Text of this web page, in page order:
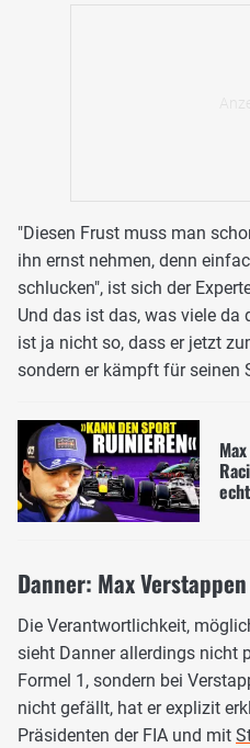
"Diesen Frust muss man
ihn ernst nehmen, denn
schlucken", ist sich der
Und das ist das, was viele da
ist ja nicht so, dass er jetzt
sondern er kämpft für seinen
Danner: Max
Die Verantwortlichkeit,
sieht Danner allerdings nicht
Formel 1, sondern bei
nicht gefällt, hat er explizit
Präsidenten der FIA und mit